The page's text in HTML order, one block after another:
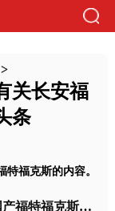
关长安福
条
福克斯的内容。
外观设计本土专属，国产福特福克斯旅行版将上市